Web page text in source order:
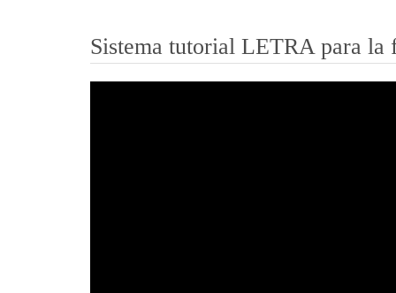
Sistema tutorial LETRA para la